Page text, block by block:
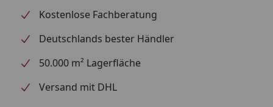
Kostenlose Fachberatung
Deutschlands bester Händler
50.000 m² Lagerfläche
Versand mit DHL